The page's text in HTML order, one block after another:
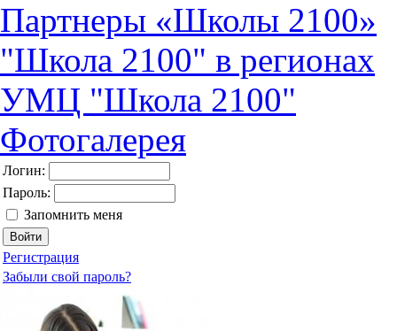
Партнеры «Школы 2100»
"Школа 2100" в регионах
УМЦ "Школа 2100"
Фотогалерея
Логин:
Пароль:
Запомнить меня
Регистрация
Забыли свой пароль?